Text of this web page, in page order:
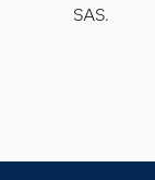
SAS.